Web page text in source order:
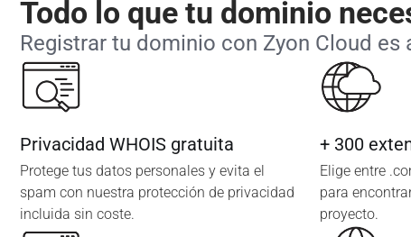
Todo lo que tu dominio
Registrar tu dominio con Zyon Cloud
Privacidad WHOIS gratuita
Protege tus datos personales y evita el
spam con nuestra protección de privacidad
incluida sin coste.
+ 300
Elige entre
para
proyecto.